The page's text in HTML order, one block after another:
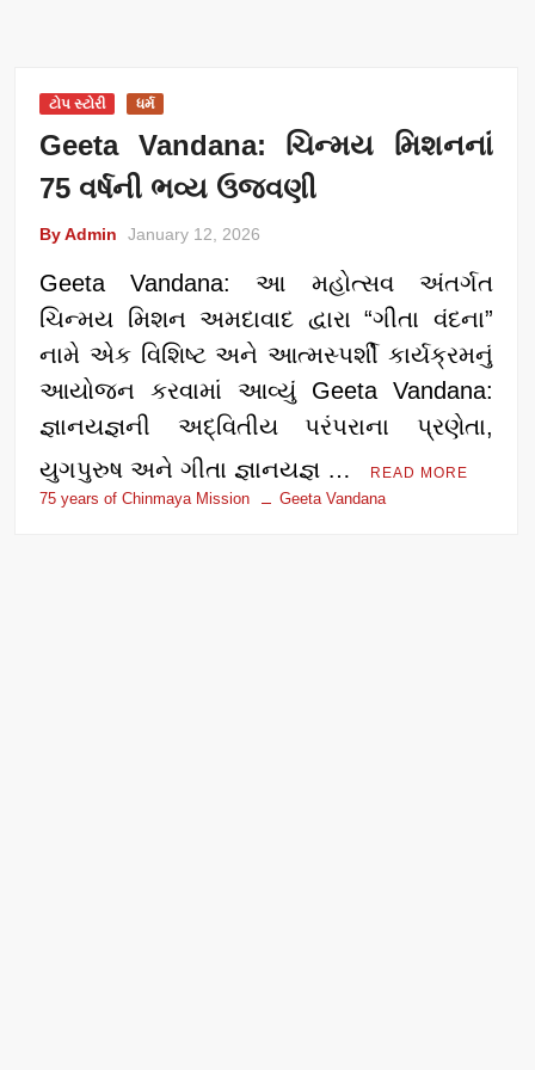
ટોપ સ્ટોરી ધર્મ
Geeta Vandana: ચિન્મય મિશનનાં
75 વર્ષની ભવ્ય ઉજવણી
By Admin January 12, 2026
Geeta Vandana: આ મહોત્સવ અંતર્ગત
ચિન્મય મિશન અમદાવાદ દ્વારા “ગીતા વંદના”
નામે એક વિશિષ્ટ અને આત્મસ્પર્શી કાર્યક્રમનું
આયોજન કરવામાં આવ્યું Geeta Vandana:
જ્ઞાનયજ્ઞની અદ્વિતીય પરંપરાના પ્રણેતા,
યુગપુરુષ અને ગીતા જ્ઞાનયજ્ઞ …
READ MORE
75 years of Chinmaya Mission Geeta Vandana